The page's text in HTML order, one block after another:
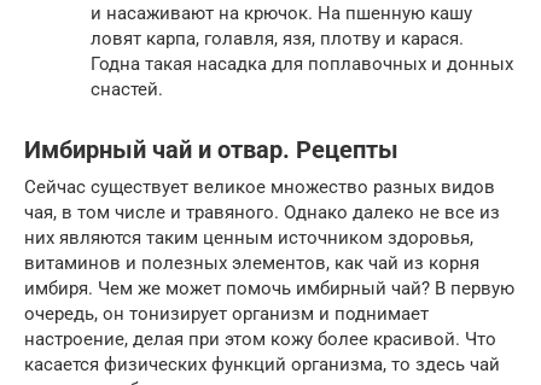
и насаживают на крючок. На пшенную кашу
ловят карпа, голавля, язя, плотву и карася.
Годна такая насадка для поплавочных и донных
снастей.
Имбирный чай и отвар. Рецепты
Сейчас существует великое множество разных видов
чая, в том числе и травяного. Однако далеко не все из
них являются таким ценным источником здоровья,
витаминов и полезных элементов, как чай из корня
имбиря. Чем же может помочь имбирный чай? В первую
очередь, он тонизирует организм и поднимает
настроение, делая при этом кожу более красивой. Что
касается физических функций организма, то здесь чай